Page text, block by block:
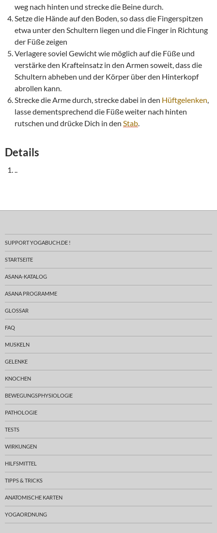
weg nach hinten und strecke die Beine durch.
Setze die Hände auf den Boden, so dass die Fingerspitzen
etwa unter den Schultern liegen und die Finger in Richtung
der Füße zeigen
Verlagere soviel Gewicht wie möglich auf die Füße und
verstärke den Krafteinsatz in den Armen soweit, dass die
Schultern abheben und der Körper über den Hinterkopf
abrollen kann.
Strecke die Arme durch, strecke dabei in den Hüftgelenken
lasse dementsprechend die Füße weiter nach hinten
rutschen und drücke Dich in den Stab
Details
SUPPORT YOGABUCH.DE !
STARTSEITE
ASANA-KATALOG
ASANA PROGRAMME
GLOSSAR
FAQ
MUSKELN
GELENKE
KNOCHEN
BEWEGUNGSPHYSIOLOGIE
PATHOLOGIE
TESTS
WIRKUNGEN
HILFSMITTEL
TIPPS & TRICKS
ANATOMISCHE KARTEN
YOGAORDNUNG